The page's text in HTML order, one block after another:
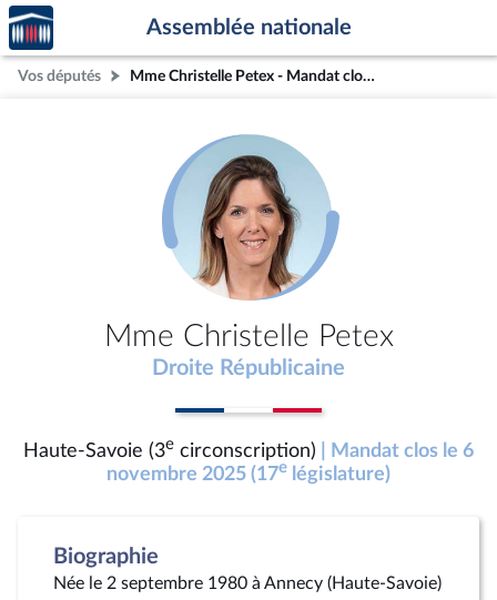
Aller au contenu
Aller en bas de la page
Accèder
à la
page
d'accueil
Assemblée nationale
Vos députés Mme Christelle Petex - Mandat clos - Haute-Savoie (3e circonscription)
Mme Christelle Petex
Droite Républicaine
Haute-Savoie (3e circonscription)
| Mandat clos le 6
novembre 2025 (17e législature)
Biographie
Née le 2 septembre 1980 à Annecy (Haute-Savoie)